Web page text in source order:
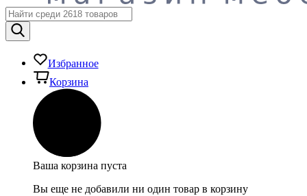
Избранное
Корзина
Ваша корзина пуста
Вы еще не добавили ни один товар в корзину